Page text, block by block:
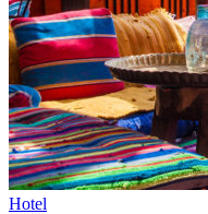
Hotel